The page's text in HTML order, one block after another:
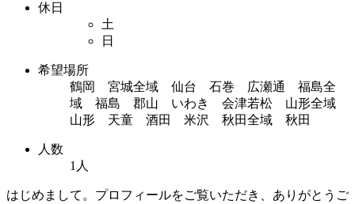
休日
土
日
希望場所
鶴岡 宮城全域 仙台 石巻 広瀬通 福島全
域 福島 郡山 いわき 会津若松 山形全域
山形 天童 酒田 米沢 秋田全域 秋田
人数
1人
はじめまして。プロフィールをご覧いただき、ありがとうご